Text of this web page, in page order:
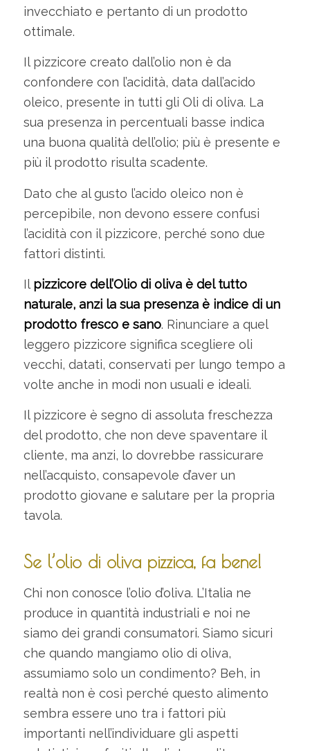
invecchiato e pertanto di un prodotto
ottimale.
Il pizzicore creato dall’olio non è da
confondere con l’acidità, data dall’acido
oleico, presente in tutti gli Oli di oliva. La
sua presenza in percentuali basse indica
una buona qualità dell’olio; più è presente e
più il prodotto risulta scadente.
Dato che al gusto l’acido oleico non è
percepibile, non devono essere confusi
l’acidità con il pizzicore, perché sono due
fattori distinti.
Il pizzicore dell’Olio di oliva è del tutto
naturale, anzi la sua presenza è indice di un
prodotto fresco e sano. Rinunciare a quel
leggero pizzicore significa scegliere oli
vecchi, datati, conservati per lungo tempo a
volte anche in modi non usuali e ideali.
Il pizzicore è segno di assoluta freschezza
del prodotto, che non deve spaventare il
cliente, ma anzi, lo dovrebbe rassicurare
nell’acquisto, consapevole d’aver un
prodotto giovane e salutare per la propria
tavola.
Se l’olio di oliva pizzica, fa bene!
Chi non conosce l’olio d’oliva. L’Italia ne
produce in quantità industriali e noi ne
siamo dei grandi consumatori. Siamo sicuri
che quando mangiamo olio di oliva,
assumiamo solo un condimento? Beh, in
realtà non è così perché questo alimento
sembra essere uno tra i fattori più
importanti nell’individuare gli aspetti